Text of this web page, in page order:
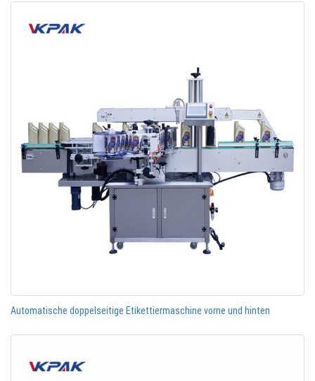
Automatische doppelseitige Etikettiermaschine vorne und hinten